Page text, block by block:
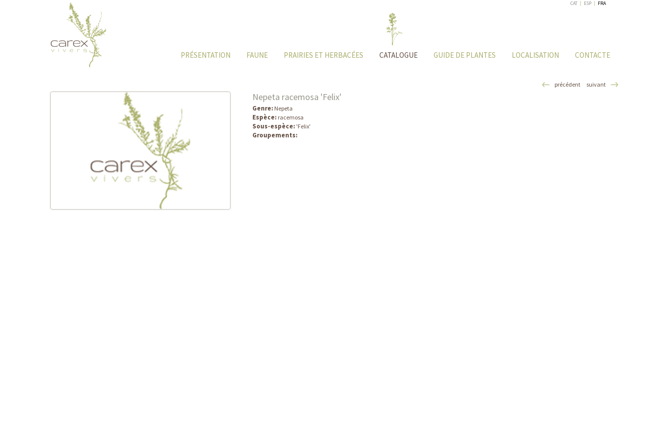
CAT | ESP | FRA
PRÉSENTATION FAUNE PRAIRIES ET HERBACÉES CATALOGUE GUIDE DE PLANTES LOCALISATION CONTACTE
précédent suivant
Nepeta racemosa 'Felix'
Genre: Nepeta
Espèce: racemosa
Sous-espèce: 'Felix'
Groupements: